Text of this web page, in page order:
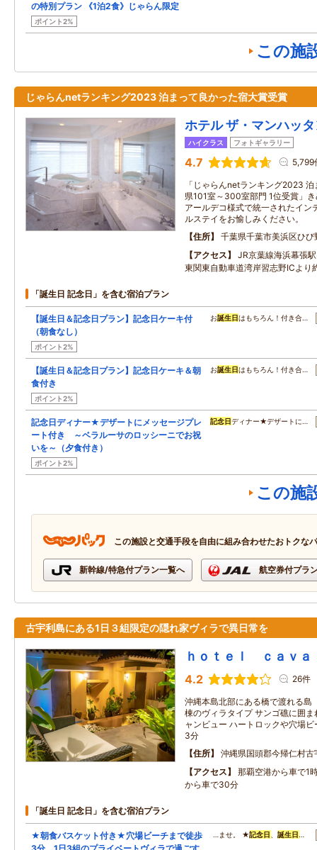
の特別プラン 《1泊2食》じゃらん限定
ポイント2%
この施
じゃらんnetランキング2023 泊まって良かった宿大賞受賞
ホテル ザ・マンハッ
ハイクラス フォトギャラリー
4.7 5,799
「じゃらんnetランキング2023
県101室～300室部門 1位受賞」
アールデコ様式で統一されたイン
ルステイをお愉しみください。
住所
千葉県千葉市美浜区ひ
アクセス
JR京葉線海浜幕張
東関東自動車道湾岸習志野ICより
「誕生日 記念日」を含む宿泊プラン
【誕生日＆記念日プラン】記念日ケーキ付
（朝食なし）
ポイント2%
お誕生日はもちろん！付き合…
【誕生日＆記念日プラン】記念日ケーキ＆朝
食付き
ポイント2%
お誕生日はもちろん！付き合…
記念日ディナー★デザートにメッセージプレ
ート付き ～ベラルーサのロッシーニでお祝
いを～（夕食付き）
ポイント2%
記念日ディナー★デザートに…
この施
この施設と交通手段を自由に組み合わせたおトクな
新幹線/特急付プラン一覧へ 航空券付プラ
古宇利島にある1日３組限定の隠れ家ヴィラで異日常を
ｈｏｔｅｌ ｃａｖａ
4.2 26件
沖縄本島北部にある橋で渡れる島
棟のヴィラタイプ サンゴ礁に囲
ャンビュー ハートロックや穴場
3分
住所
沖縄県国頭郡今帰仁村
アクセス
那覇空港から車で1
から車で30分
「誕生日 記念日」を含む宿泊プラン
★朝食バスケット付き★穴場ビーチまで徒歩
…ませ。 ★記念日 、誕生日 …